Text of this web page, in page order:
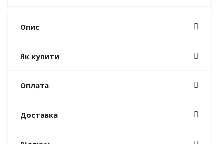
Опис
Як купити
Оплата
Доставка